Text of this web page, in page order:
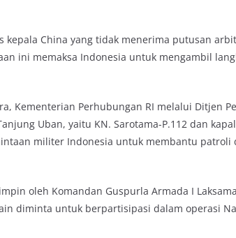
kepala China yang tidak menerima putusan
ini memaksa Indonesia untuk mengambil
Kementerian Perhubungan RI melalui Ditjen
Uban, yaitu KN. Sarotama-P.112 dan
militer Indonesia untuk membantu patroli
oleh Komandan Guspurla Armada I
diminta untuk berpartisipasi dalam operasi